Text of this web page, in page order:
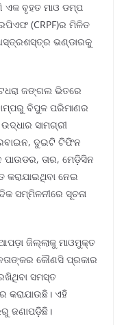
ବୃହତ ମାଓ ଡମ୍ପ
(CRPF)ର ମିଳିତ
ଭଣ୍ଡାରକୁ
ଜଙ୍ଗଲ ଭିତରେ
ବିପୁଳ ପରିମାଣର
ସାମଗ୍ରୀ
ଦୁଇଟି ଟିଫିନ
ତାର, ମେଡ଼ିସିନ
କରାଯାଇଥିବା ନେଇ
ସମ୍ମିଳନୀରେ ସୂଚନା
ଜିଲ୍ଲାକୁ ମାଓମୁକ୍ତ
କୌଣସି ପ୍ରକାର
ସମସ୍ତ
ଏହି
ଜଣାପଡ଼ିଛି।